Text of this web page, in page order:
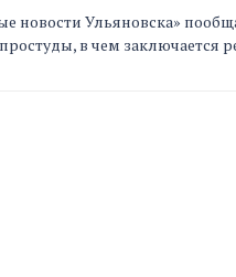
новости Ульяновска»
в чем заключается